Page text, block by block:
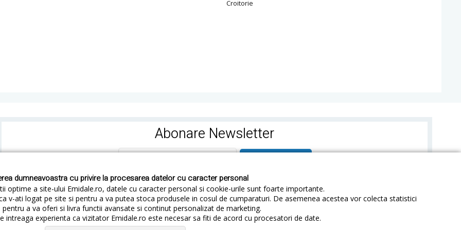
dumneavoastra cu privire la procesarea datelor cu caracter personal
optime a site-ului Emidale.ro, datele cu caracter personal si cookie-urile sunt foarte importante.
v-ati logat pe site si pentru a va putea stoca produsele in cosul de cumparaturi. De asemenea acestea vor colecta statistici
a va oferi si livra functii avansate si continut personalizat de marketing.
intreaga experienta ca vizitator Emidale.ro este necesar sa fiti de acord cu procesatori de date.
Croitorie
Abonare Newsletter
Cum livram Cum returnezi Termeni si Conditii Confidentialitate Sitemap